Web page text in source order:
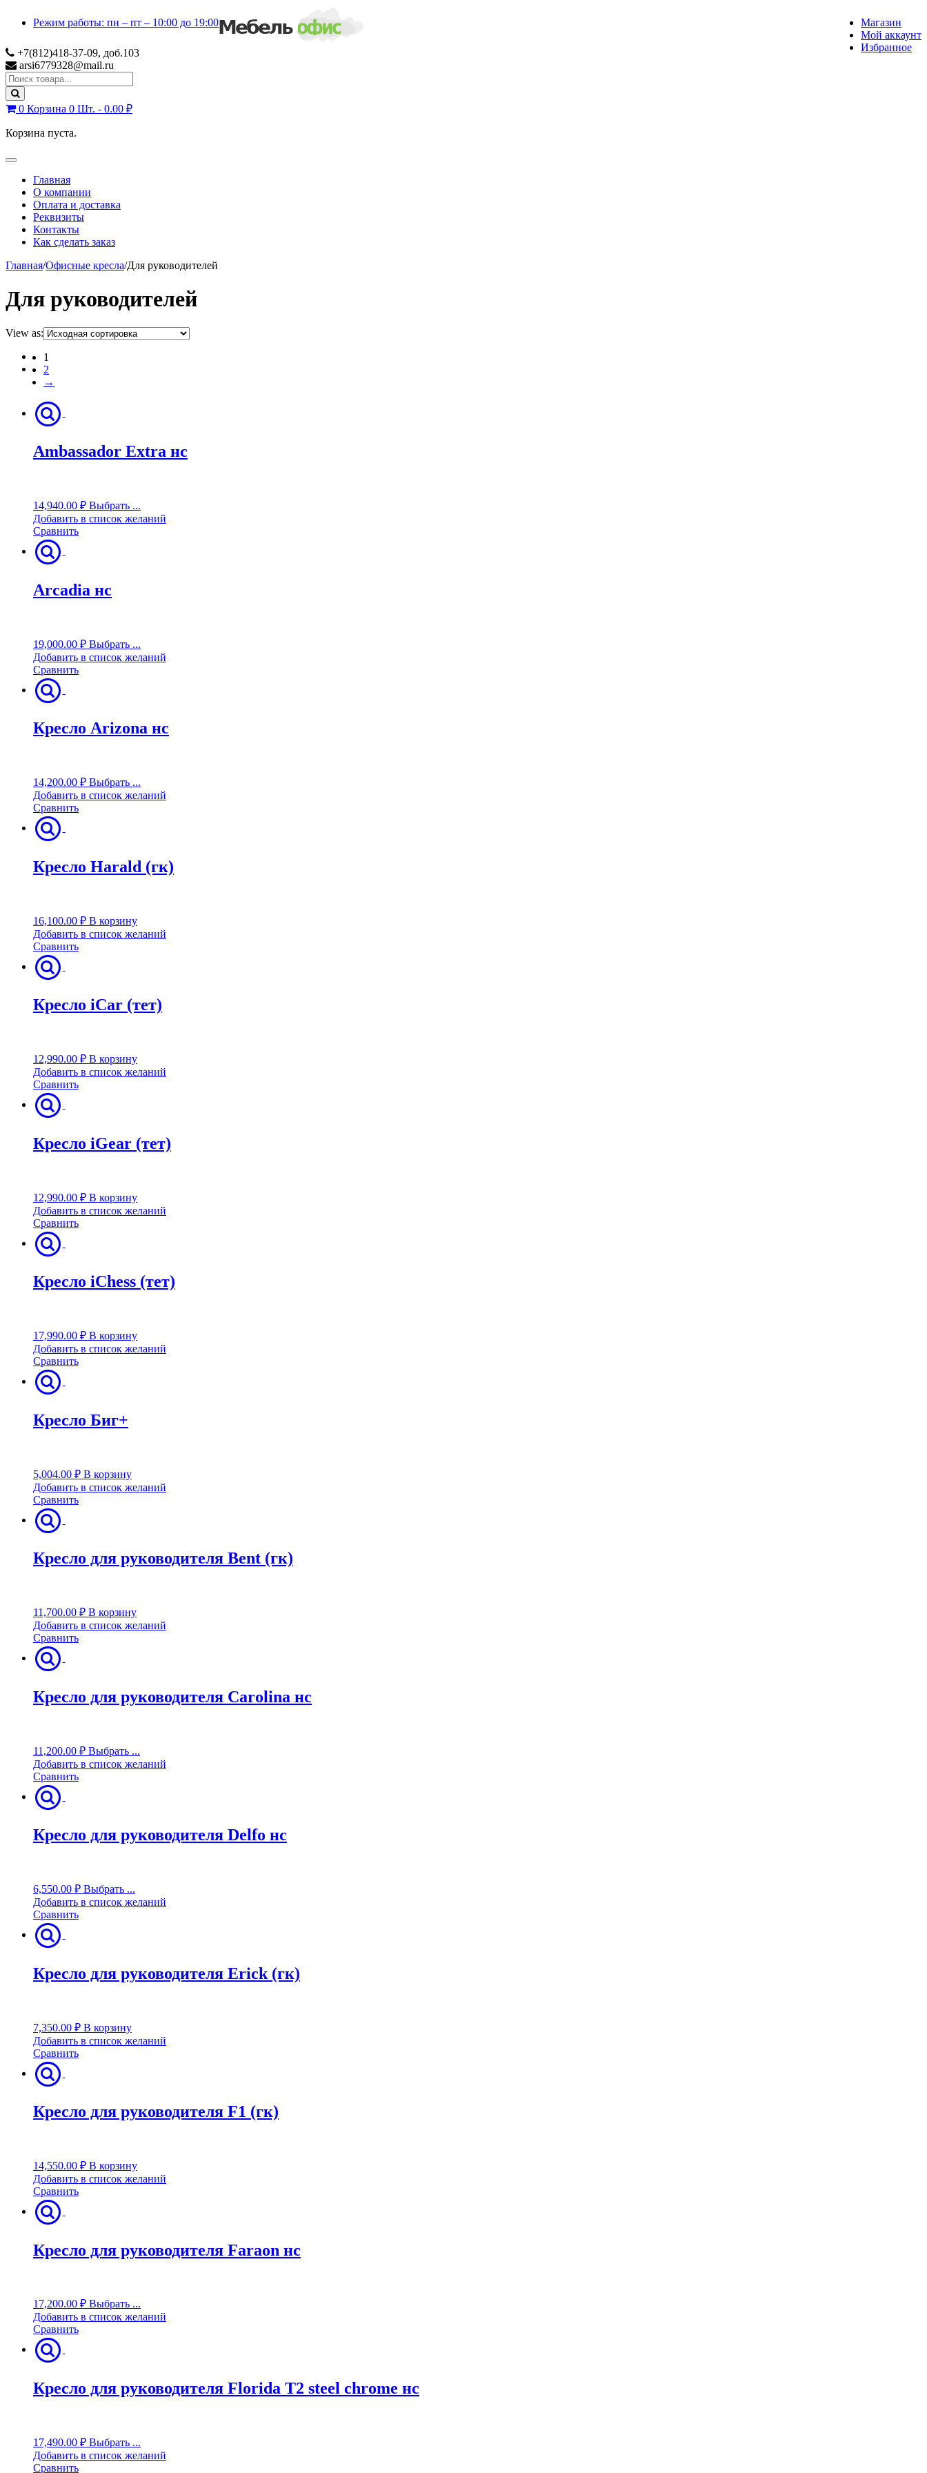
Режим работы: пн – пт – 10:00 до 19:00
Магазин
Мой аккаунт
Избранное
+7(812)418-37-09, доб.103
arsi6779328@mail.ru
Search
for:
0 Корзина 0 Шт. - 0.00 ₽
Корзина пуста.
Toggle
navigationГлавная
О компании
Оплата и доставка
Реквизиты
Контакты
Как сделать заказ
Главная/Офисные кресла/Для руководителей
Для руководителей
View as:
1
2
→
Ambassador Extra нс
14,940.00 ₽ Выбрать ...
Добавить в список желаний
Сравнить
Arcadia нс
19,000.00 ₽ Выбрать ...
Добавить в список желаний
Сравнить
Кресло Arizona нс
14,200.00 ₽ Выбрать ...
Добавить в список желаний
Сравнить
Кресло Harald (гк)
16,100.00 ₽ В корзину
Добавить в список желаний
Сравнить
Кресло iCar (тет)
12,990.00 ₽ В корзину
Добавить в список желаний
Сравнить
Кресло iGear (тет)
12,990.00 ₽ В корзину
Добавить в список желаний
Сравнить
Кресло iСhess (тет)
17,990.00 ₽ В корзину
Добавить в список желаний
Сравнить
Кресло Биг+
5,004.00 ₽ В корзину
Добавить в список желаний
Сравнить
Кресло для руководителя Bent (гк)
11,700.00 ₽ В корзину
Добавить в список желаний
Сравнить
Кресло для руководителя Carolina нс
11,200.00 ₽ Выбрать ...
Добавить в список желаний
Сравнить
Кресло для руководителя Delfo нс
6,550.00 ₽ Выбрать ...
Добавить в список желаний
Сравнить
Кресло для руководителя Erick (гк)
7,350.00 ₽ В корзину
Добавить в список желаний
Сравнить
Кресло для руководителя F1 (гк)
14,550.00 ₽ В корзину
Добавить в список желаний
Сравнить
Кресло для руководителя Faraon нс
17,200.00 ₽ Выбрать ...
Добавить в список желаний
Сравнить
Кресло для руководителя Florida T2 steel chrome нс
17,490.00 ₽ Выбрать ...
Добавить в список желаний
Сравнить